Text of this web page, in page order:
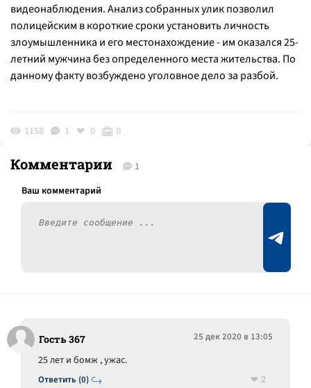
видеонаблюдения. Анализ собранных улик позволил
полицейским в короткие сроки установить личность
злоумышленника и его местонахождение - им оказался 25-
летний мужчина без определенного места жительства. По
данному факту возбуждено уголовное дело за разбой.
1158 1 0 0
Комментарии 1
Гость 367 25 дек 2020 в 13:05
Ответить (0)
25 лет и бомж , ужас.
2